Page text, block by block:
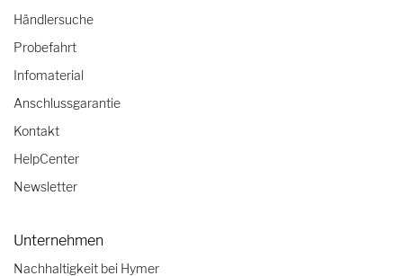
Händlersuche
Probefahrt
Infomaterial
Anschlussgarantie
Kontakt
HelpCenter
Newsletter
Unternehmen
Nachhaltigkeit bei Hymer